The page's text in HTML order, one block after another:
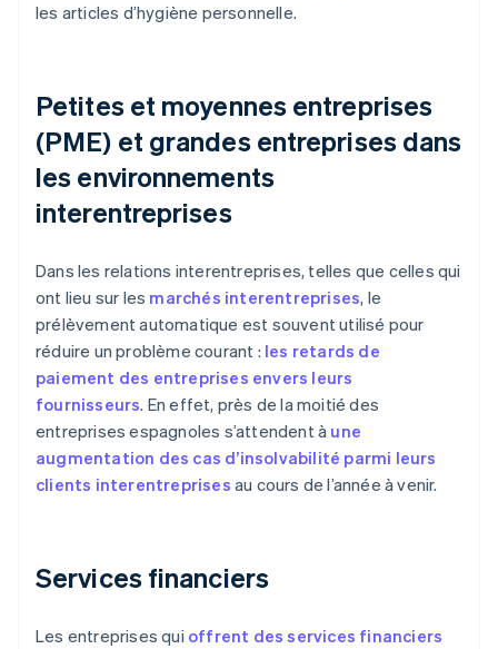
les articles d’hygiène personnelle.
Petites et moyennes entreprises
(PME) et grandes entreprises dans
les environnements
interentreprises
Dans les relations interentreprises, telles que celles qui
ont lieu sur les marchés interentreprises, le
prélèvement automatique est souvent utilisé pour
réduire un problème courant : les retards de
paiement des entreprises envers leurs
fournisseurs. En effet, près de la moitié des
entreprises espagnoles s’attendent à une
augmentation des cas d’insolvabilité parmi leurs
clients interentreprises au cours de l’année à venir.
Services financiers
Les entreprises qui offrent des services financiers